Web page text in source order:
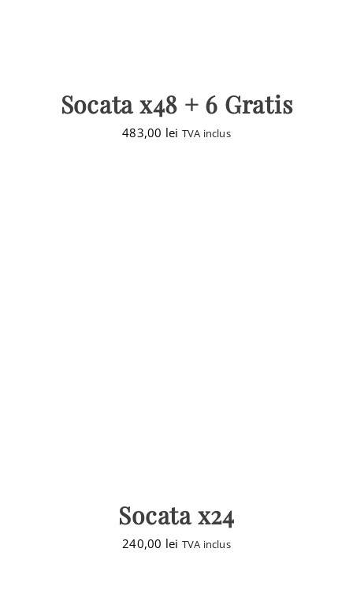
Socata x48 + 6 Gratis
483,00 lei TVA inclus
Socata x24
240,00 lei TVA inclus